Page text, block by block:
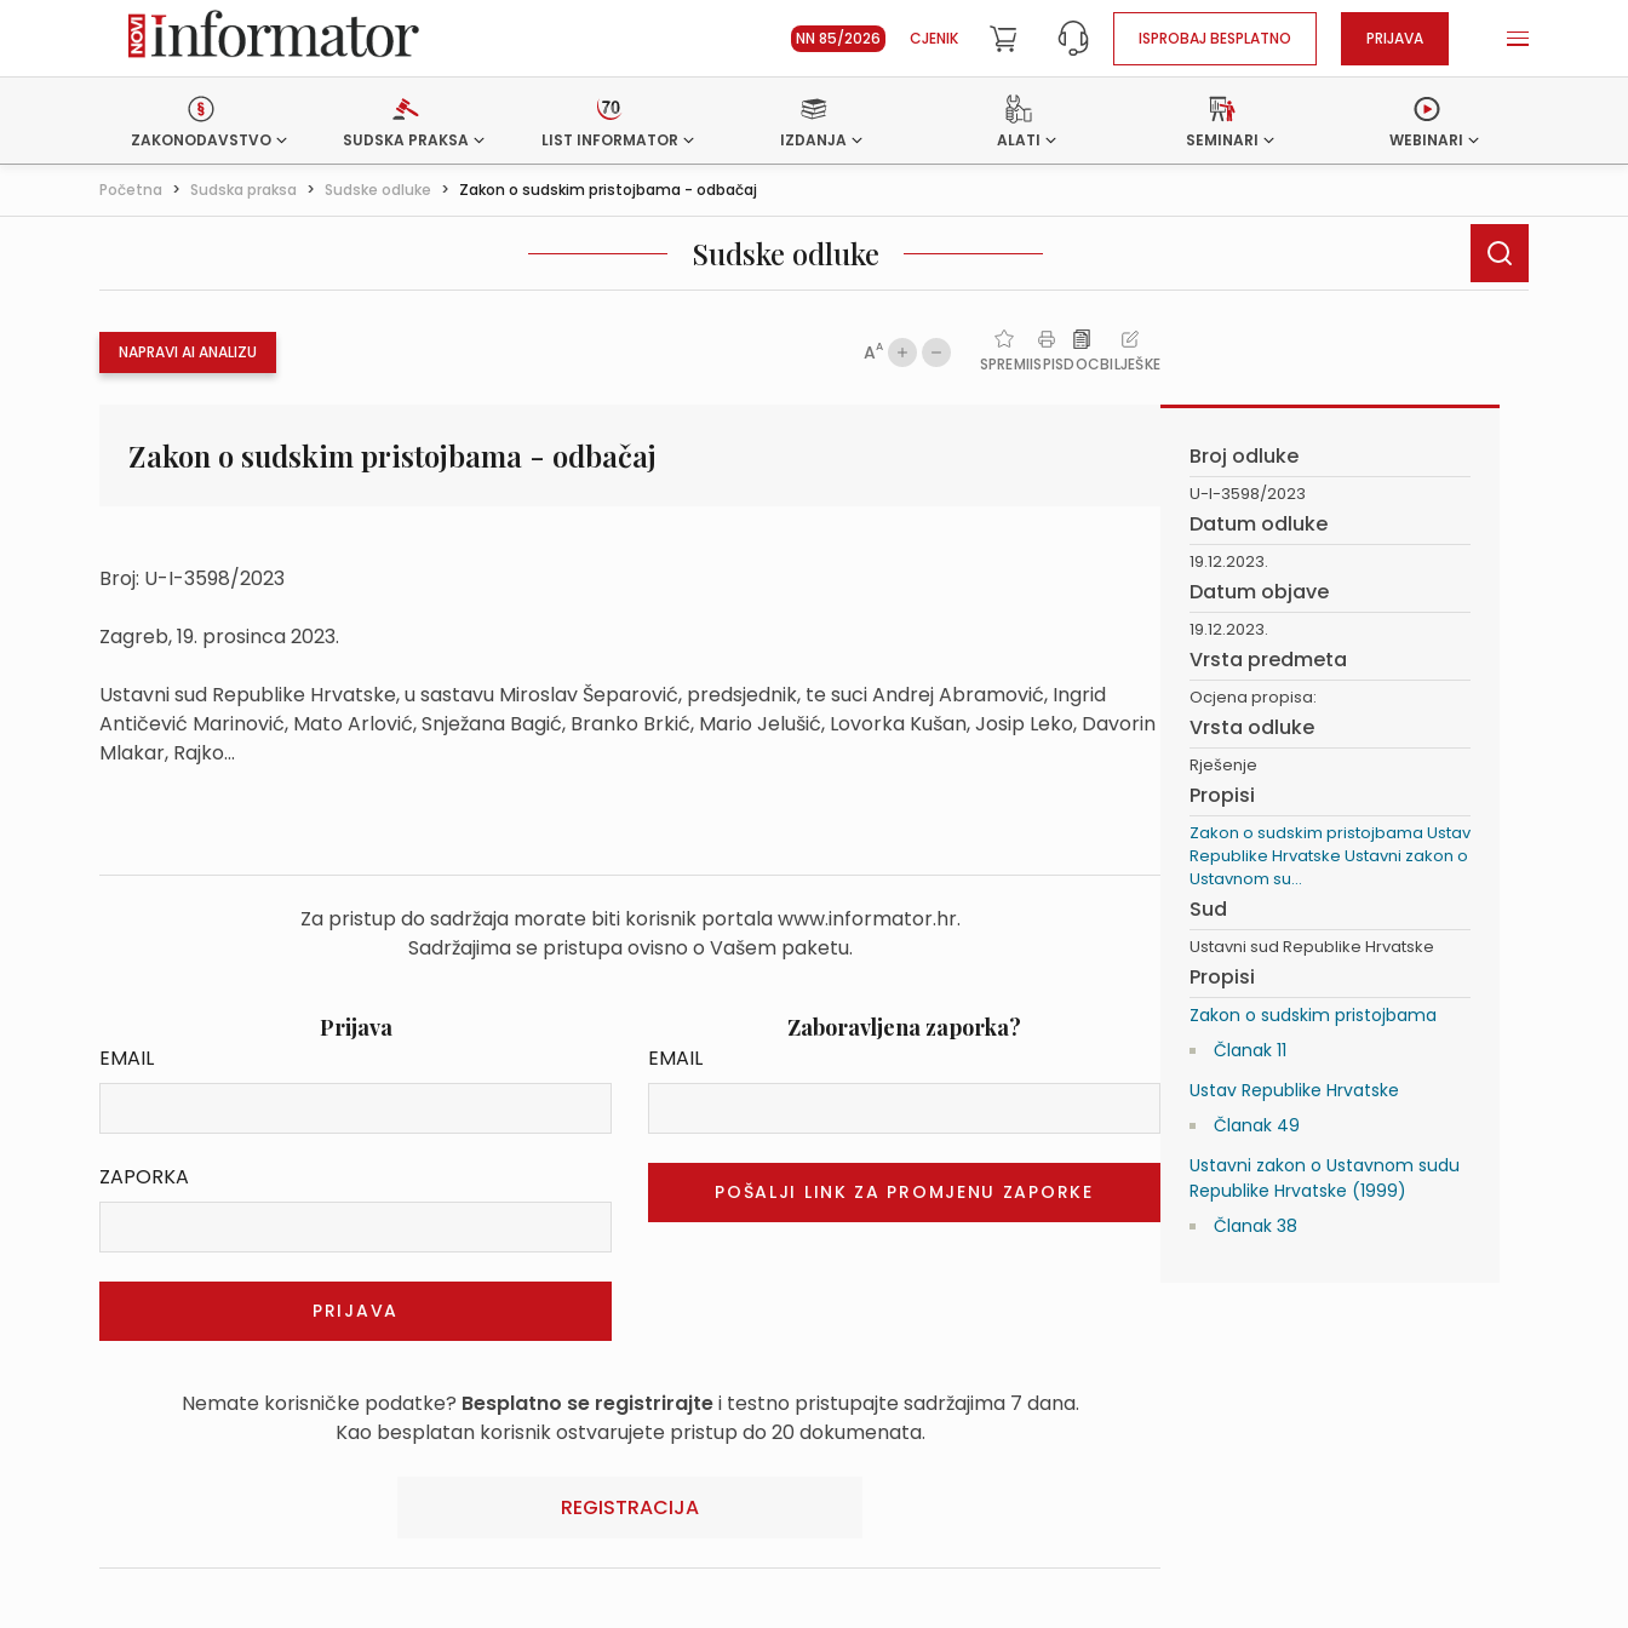
NN 85/2026 CJENIK ISPROBAJ BESPLATNO PRIJAVA
ZAKONODAVSTVO SUDSKA PRAKSA LIST INFORMATOR IZDANJA ALATI SEMINARI WEBINARI
Početna > Sudska praksa > Sudske odluke > Zakon o sudskim pristojbama - odbačaj
Sudske odluke
NAPRAVI AI ANALIZU AA
SPREMIISPISDOCBILJEŠKE
Zakon o sudskim pristojbama - odbačaj
Broj: U-I-3598/2023
Zagreb, 19. prosinca 2023.
Ustavni sud Republike Hrvatske, u sastavu Miroslav Šeparović, predsjednik, te suci Andrej Abramović, Ingrid
Antičević Marinović, Mato Arlović, Snježana Bagić, Branko Brkić, Mario Jelušić, Lovorka Kušan, Josip Leko, Davorin
Mlakar, Rajko...
Za pristup do sadržaja morate biti korisnik portala www.informator.hr.
Sadržajima se pristupa ovisno o Vašem paketu.
Prijava
EMAIL
ZAPORKA
Zaboravljena zaporka?
EMAIL
Nemate korisničke podatke? Besplatno se registrirajtei testno pristupajte sadržajima 7 dana.
Kao besplatan korisnik ostvarujete pristup do 20 dokumenata.
REGISTRACIJA
Broj odluke
U-I-3598/2023
Datum odluke
19.12.2023.
Datum objave
19.12.2023.
Vrsta predmeta
Ocjena propisa:
Vrsta odluke
Rješenje
Propisi
Zakon o sudskim pristojbama Ustav
Republike Hrvatske Ustavni zakon o
Ustavnom su...
Sud
Ustavni sud Republike Hrvatske
Propisi
Zakon o sudskim pristojbama
Članak 11
Ustav Republike Hrvatske
Članak 49
Ustavni zakon o Ustavnom sudu
Republike Hrvatske (1999)
Članak 38